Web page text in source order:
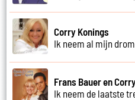
Corry Konings
Ik neem al mijn
Frans Bauer en
Ik neem de laatste